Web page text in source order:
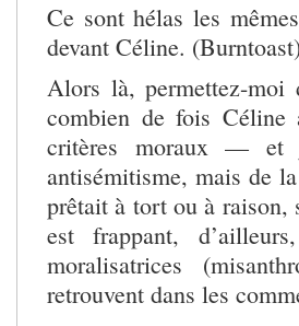
Ce sont hélas les
devant Céline.
Alors là, permettez-moi
combien de fois Céline
critères moraux — et
antisémitisme, mais de
prêtait à tort ou à raison,
est frappant,
moralisatrices
retrouvent dans les